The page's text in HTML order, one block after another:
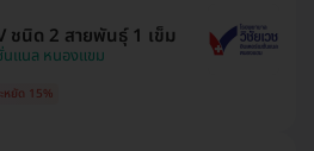
ชนิด 2 สายพันธ์ุ 1 เข็ม
นแนล หนองแขม
หยัด 15%